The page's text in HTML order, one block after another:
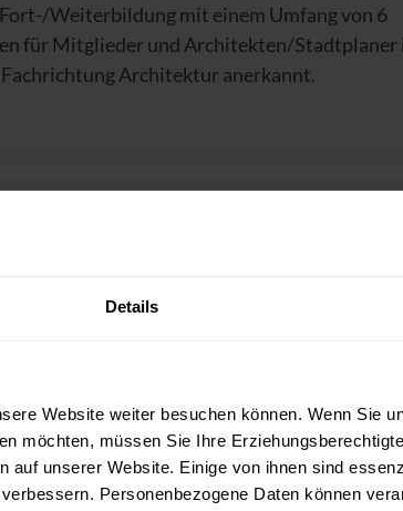
Details
Website weiter besuchen können. Wenn Sie
möchten, müssen Sie Ihre
auf unserer Website. Einige von ihnen sind
Personenbezogene Daten können
Weiterbildung mit einem Umfang von 6
für Mitglieder und Architekten/Stadtplaner
Architektur anerkannt.